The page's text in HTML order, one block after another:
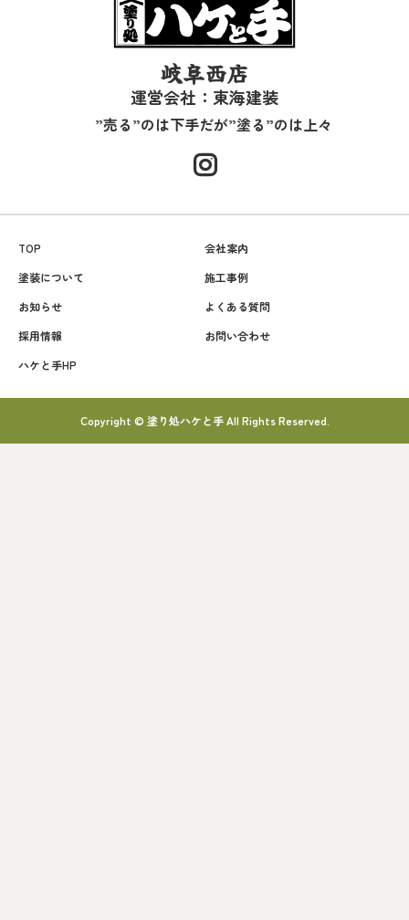
岐阜西店
運営会社：東海建装
”売る”のは下手だが”塗る”のは上々
TOP
会社案内
塗装について
施工事例
お知らせ
よくある質問
採用情報
お問い合わせ
ハケと手HP
Copyright © 塗り処ハケと手 All Rights Reserved.